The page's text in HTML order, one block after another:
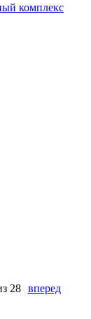
комплекс
28
вперед